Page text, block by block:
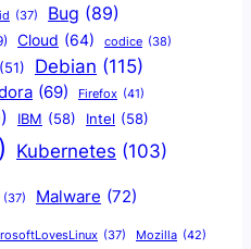
(37) Bug (89)
Cloud (64) codice (38)
(51) Debian (115)
(69) Firefox (41)
IBM (58) Intel (58)
Kubernetes (103)
(37) Malware (72)
(37) Mozilla (42)